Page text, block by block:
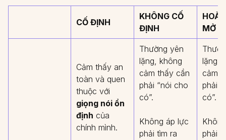
CỐ ĐỊNH
KHÔNG CỐ
ĐỊNH
MỞ
Cảm thấy an
toàn và quen
thuộc với
giọng nói ổn
định của
chính mình.
Thường yên
lặng, không
cảm thấy cần
phải “nói cho
có”.
Không áp lực
phải tìm ra
lặng,
cảm
phải
có”.
phải